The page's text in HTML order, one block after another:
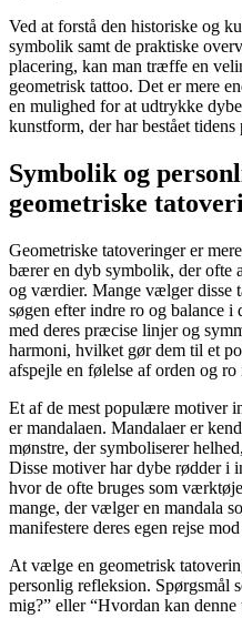
Ved at forstå den historiske og
symbolik samt de praktiske
placering, kan man træffe en
geometrisk tattoo. Det er mere
en mulighed for at udtrykke
kunstform, der har bestået tidens
Symbolik og
geometriske
Geometriske tatoveringer er
bærer en dyb symbolik, der ofte
og værdier. Mange vælger disse
søgen efter indre ro og balance i
med deres præcise linjer og
harmoni, hvilket gør dem til et
afspejle en følelse af orden og ro
Et af de mest populære motiver
er mandalaen. Mandalaer er
mønstre, der symboliserer
Disse motiver har dybe rødder i
hvor de ofte bruges som
mange, der vælger en mandala
manifestere deres egen rejse
At vælge en geometrisk
personlig refleksion. Spørgsmål
mig?” eller “Hvordan kan